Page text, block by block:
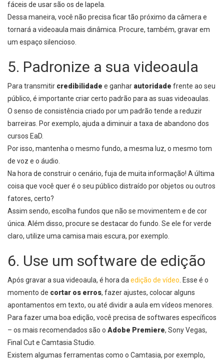
fáceis de usar são os de lapela.
Dessa maneira, você não precisa ficar tão próximo da câmera e
tornará a videoaula mais dinâmica. Procure, também, gravar em
um espaço silencioso.
5. Padronize a sua videoaula
Para transmitir credibilidade e ganhar autoridade frente ao seu
público, é importante criar certo padrão para as suas videoaulas.
O senso de consistência criado por um padrão tende a reduzir
barreiras. Por exemplo, ajuda a diminuir a taxa de abandono dos
cursos EaD.
Por isso, mantenha o mesmo fundo, a mesma luz, o mesmo tom
de voz e o áudio.
Na hora de construir o cenário, fuja de muita informação! A última
coisa que você quer é o seu público distraído por objetos ou outros
fatores, certo?
Assim sendo, escolha fundos que não se movimentem e de cor
única. Além disso, procure se destacar do fundo. Se ele for verde
claro, utilize uma camisa mais escura, por exemplo.
6. Use um software de edição
Após gravar a sua videoaula, é hora daedição de vídeo. Esse é o
momento de cortar os erros, fazer ajustes, colocar alguns
apontamentos em texto, ou até dividir a aula em vídeos menores.
Para fazer uma boa edição, você precisa de softwares específicos
– os mais recomendados são o Adobe Premiere, Sony Vegas,
Final Cut e Camtasia Studio.
Existem algumas ferramentas como o Camtasia, por exemplo,